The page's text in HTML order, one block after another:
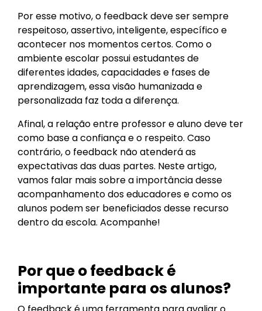
Por esse motivo, o feedback deve ser sempre
respeitoso, assertivo, inteligente, específico e
acontecer nos momentos certos. Como o
ambiente escolar possui estudantes de
diferentes idades, capacidades e fases de
aprendizagem, essa visão humanizada e
personalizada faz toda a diferença.
Afinal, a relação entre professor e aluno deve ter
como base a confiança e o respeito. Caso
contrário, o feedback não atenderá as
expectativas das duas partes. Neste artigo,
vamos falar mais sobre a importância desse
acompanhamento dos educadores e como os
alunos podem ser beneficiados desse recurso
dentro da escola. Acompanhe!
Por que o feedback é
importante para os alunos?